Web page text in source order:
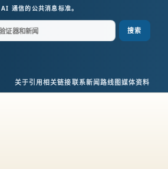
通信的公共消息标准。
搜索
关于引用相关链接联系新闻 路线图媒体资料